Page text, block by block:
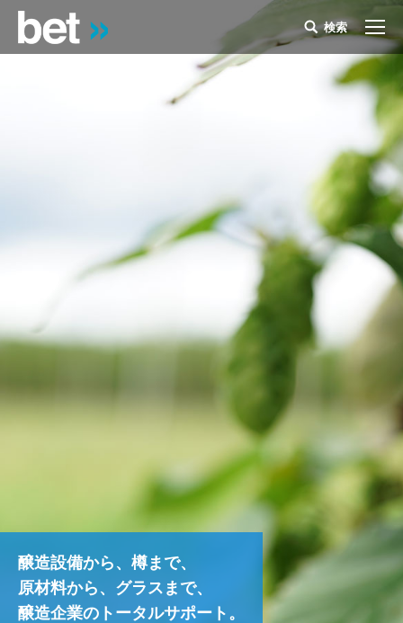
Search:
検索
醸造設備から、樽まで、
原材料から、グラスまで、
醸造企業のトータルサポート。